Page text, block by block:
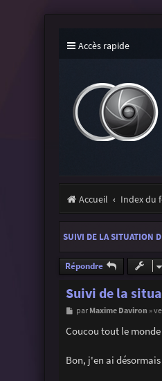
Accès rapide
Accueil Index du
SUIVI DE LA SITUATION
Répondre
Suivi de la
M
s
s
e
par Maxime Daviron »
Coucou tout le monde
Bon, j'en ai